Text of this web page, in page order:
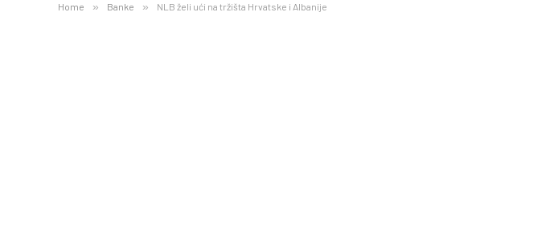
Home » Banke » NLB želi ući na tržišta Hrvatske i Albanije